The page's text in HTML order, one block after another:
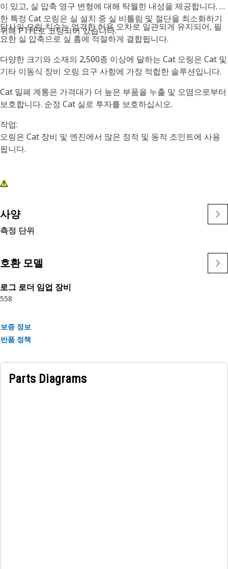
이 있고, 실 압축 영구 변형에 대해 탁월한 내성을 제공합니다. 또
한 특정 Cat 오링은 실 설치 중 실 비틀림 및 절단을 최소화하기
위해 PTFE로 코팅되어 있습니다.
당사의 오링 치수는 엄격한 허용 오차로 일관되게 유지되어, 필
요한 실 압축으로 실 홈에 적절하게 결합됩니다.
다양한 크기와 소재의 2,500종 이상에 달하는 Cat 오링은 Cat 및
기타 이동식 장비 오링 요구 사항에 가장 적합한 솔루션입니다.
Cat 밀폐 계통은 가격대가 더 높은 부품을 누출 및 오염으로부터
보호합니다. 순정 Cat 실로 투자를 보호하십시오.
작업:
오링은 Cat 장비 및 엔진에서 많은 정적 및 동적 조인트에 사용
됩니다.
사양
측정 단위
호환 모델
로그 로더 임업 장비
558
보증 정보
반품 정책
Parts Diagrams